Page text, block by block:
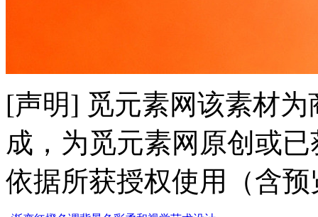
[声明] 觅元素网该素材
成，为觅元素网原创或
依据所获授权使用（含